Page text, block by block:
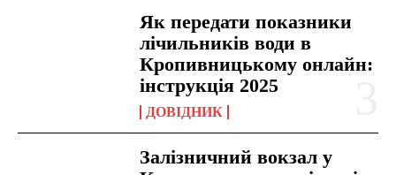
Як передати показники
лічильників води в
Кропивницькому онлайн:
інструкція 2025
ДОВІДНИК
Залізничний вокзал у